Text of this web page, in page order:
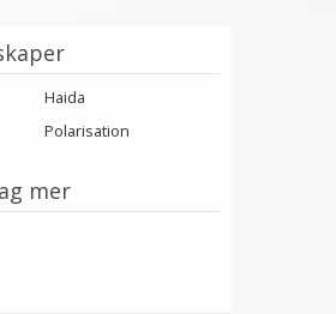
Haida
Polarisation
mer